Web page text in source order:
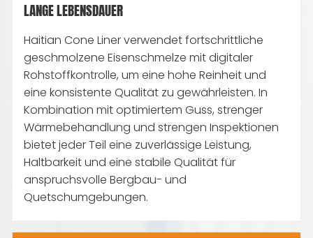
LANGE LEBENSDAUER
Haitian Cone Liner verwendet fortschrittliche
geschmolzene Eisenschmelze mit digitaler
Rohstoffkontrolle, um eine hohe Reinheit und
eine konsistente Qualität zu gewährleisten. In
Kombination mit optimiertem Guss, strenger
Wärmebehandlung und strengen Inspektionen
bietet jeder Teil eine zuverlässige Leistung,
Haltbarkeit und eine stabile Qualität für
anspruchsvolle Bergbau- und
Quetschumgebungen.